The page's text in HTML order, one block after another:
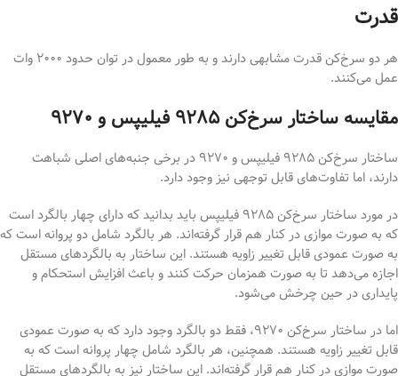
قدرت
هر دو سرخ‌کن قدرت مشابهی دارند و به طور معمول در توان حدود ۲۰۰۰ وات
عمل می‌کنند.
مقایسه ساختار سرخ‌کن ۹۲۸۵ فیلیپس و ۹۲۷۰
ساختار سرخ‌کن ۹۲۸۵ فیلیپس و ۹۲۷۰ در برخی جنبه‌های اصلی شباهت
دارند، اما تفاوت‌های قابل توجهی نیز وجود دارد.
در مورد ساختار سرخ‌کن ۹۲۸۵ فیلیپس باید بدانید که دارای چهار بالگرد است
که به صورت موازی در کنار هم قرار گرفته‌اند. هر بالگرد شامل دو پروانه است که
به صورت عمودی قابل تغییر زاویه هستند. این ساختار به بالگردهای مستقل
اجازه می‌دهد تا به صورت همزمان حرکت کنند و باعث افزایش استحکام و
پایداری در حین چرخش می‌شود.
اما در ساختار سرخ‌کن ۹۲۷۰، فقط دو بالگرد وجود دارد که به صورت عمودی
قابل تغییر زاویه هستند. همچنین، هر بالگرد شامل چهار پروانه است که به
صورت موازی در کنار هم قرار گرفته‌اند. این ساختار نیز به بالگردهای مستقل